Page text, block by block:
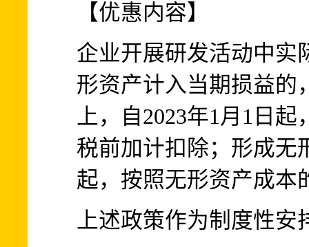
【优惠内容】
企业开展研发活动中实
形资产计入当期损益的
上，自2023年1月1日
税前加计扣除；形成无
起，按照无形资产成本
上述政策作为制度性安